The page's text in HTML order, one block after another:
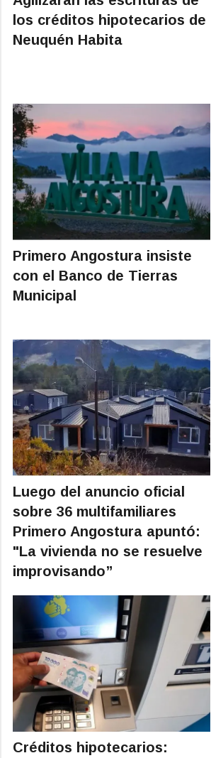
los créditos hipotecarios de
Neuquén Habita
Primero Angostura insiste
con el Banco de Tierras
Municipal
Luego del anuncio oficial
sobre 36 multifamiliares
Primero Angostura apuntó:
"La vivienda no se resuelve
improvisando”
Créditos hipotecarios: